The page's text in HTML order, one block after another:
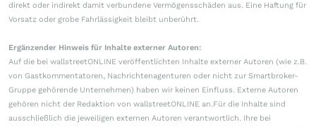
direkt oder indirekt damit verbundene Vermögensschäden aus. Eine Haftung für
Vorsatz oder grobe Fahrlässigkeit bleibt unberührt.
Ergänzender Hinweis für Inhalte externer Autoren:
Auf die bei wallstreetONLINE veröffentlichten Inhalte externer Autoren (wie z.B.
von Gastkommentatoren, Nachrichtenagenturen oder nicht zur Smartbroker-
Gruppe gehörende Unternehmen) haben wir keinen Einfluss. Externe Autoren
gehören nicht der Redaktion von wallstreetONLINE an.Für die Inhalte sind
ausschließlich die jeweiligen externen Autoren verantwortlich. Ihre bei